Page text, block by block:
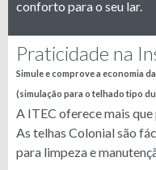
conforto para o seu lar.
Praticidade na
Simule e comprove a economia
(simulação para o telhado tipo
A ITEC oferece mais
As telhas Colonial são
para limpeza e